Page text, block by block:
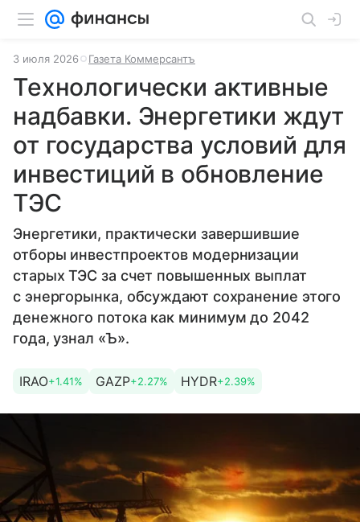
3 июля 2026 Газета Коммерсантъ
Технологически активные
надбавки. Энергетики ждут
от государства условий для
инвестиций в обновление
ТЭС
Энергетики, практически завершившие
отборы инвестпроектов модернизации
старых ТЭС за счет повышенных выплат
с энергорынка, обсуждают сохранение этого
денежного потока как минимум до 2042
года, узнал «Ъ».
IRAO+1.41% GAZP+2.27% HYDR+2.39%